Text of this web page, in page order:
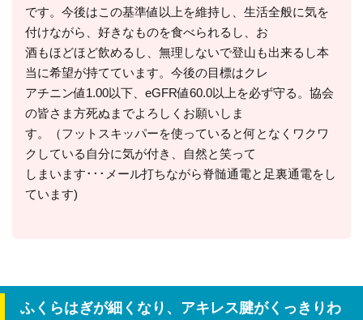
です。今後はこの基準値以上を維持し、生活全般に気を
付けながら、好きなものを食べられるし、お
酒もほどほど飲めるし、無理しないで登山も出来るし本
当に希望が持てています。今後の目標はクレ
アチニン値1.00以下、eGFR値60.0以上を必ず守る。協会
の皆さま方死ぬまでよろしくお願いしま
す。（フットスキッパーを使っていると何となくワクワ
クしている自分に気が付き、自然と笑って
しまいます･･･メール打ちながら脊髄通電と足裏通電をし
ています)
ふくらはぎが細くなり、アキレス腱がくっきりわ